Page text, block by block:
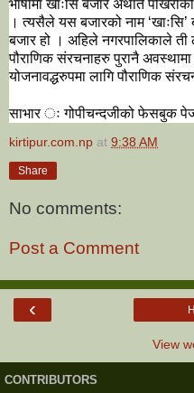
भाषामा खाःसि बजार अर्थात
। त्यसैले यस बजारको नाम
बजार हो । अहिले नगरपालिकाले ती
पौराणिक संरचनाहरु पुरानै अवस्थामा
योजनावद्धरुपमा लागि पौराणिक
साभार ः गोपीचन्दजीको फेसबुक
kirtipur.com.np at 9:38 AM
Share
No comments:
Post a Comment
‹
View
CONTRIBUTORS